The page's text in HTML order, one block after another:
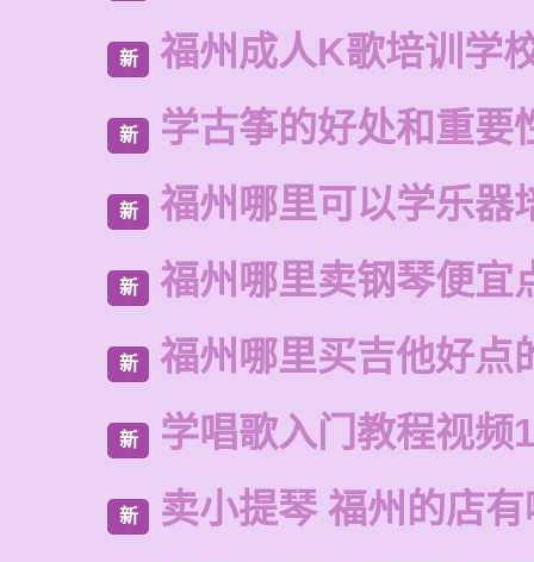
新 福州成人K歌培训学
新 学古筝的好处和重要
新 福州哪里可以学乐器
新 福州哪里卖钢琴便宜
新 福州哪里买吉他好点
新 学唱歌入门教程视频
新 卖小提琴 福州的店